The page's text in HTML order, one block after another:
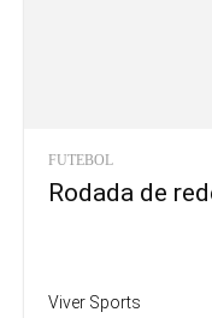
FUTEBOL
Rodada de
Viver Sports